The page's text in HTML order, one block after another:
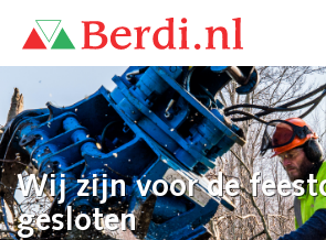
Wij zijn voor de
gesloten